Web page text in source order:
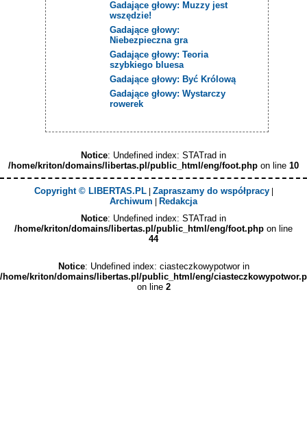
Gadające głowy: Muzzy jest
wszędzie!
Gadające głowy:
Niebezpieczna gra
Gadające głowy: Teoria
szybkiego bluesa
Gadające głowy: Być Królową
Gadające głowy: Wystarczy
rowerek
Notice: Undefined index: STATrad in
/home/kriton/domains/libertas.pl/public_html/eng/foot.php on line 10
Copyright © LIBERTAS.PL| Zapraszamy do współpracy|
Archiwum
Redakcja
Notice: Undefined index: STATrad in
/home/kriton/domains/libertas.pl/public_html/eng/foot.php on line
44
Notice: Undefined index: ciasteczkowypotwor in
/home/kriton/domains/libertas.pl/public_html/eng/
on line 2